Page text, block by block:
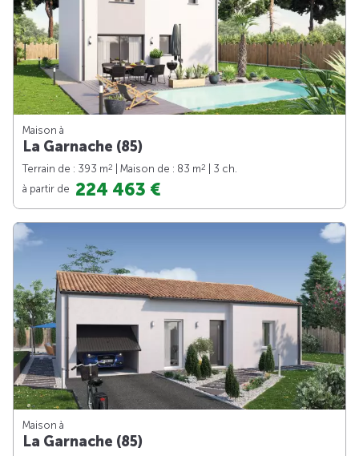
Maison à
La Garnache (85)
Terrain de : 393 m2 | Maison de : 83 m2
| 3 ch.
à partir de 224 463 €
Maison à
La Garnache (85)